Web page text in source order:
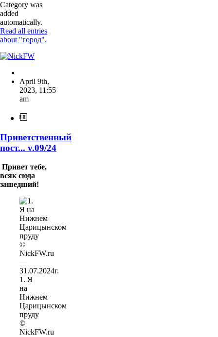
Category was
added
automatically.
Read all entries
about "город".
April 9th,
2023, 11:55
am
Приветственный
пост... v.09/24
Привет тебе,
всяк сюда
зашедший!
1. Я
на
Нижнем
Царицынском
пруду
©
NickFW.ru